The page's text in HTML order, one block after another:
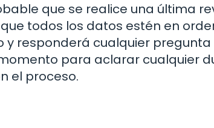
que se realice una última
todos los datos estén en
responderá cualquier pregunta
para aclarar cualquier
el proceso.